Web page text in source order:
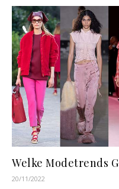
Welke Modetrends
20/11/2022